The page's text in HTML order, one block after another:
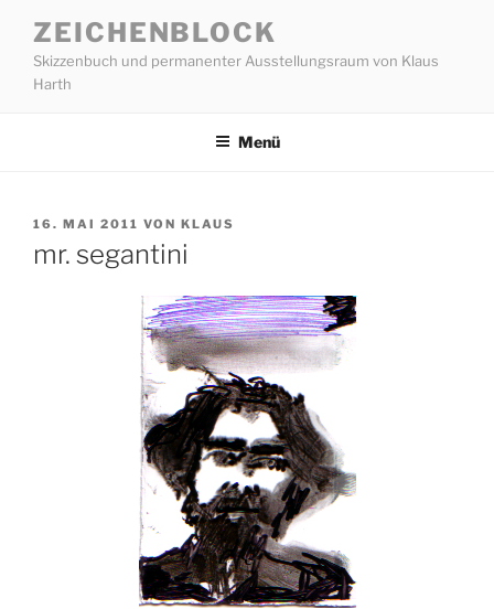
Inhalt
springen
ZEICHENBLOCK
Skizzenbuch und permanenter Ausstellungsraum von Klaus
Harth
Menü
VERÖFFENTLICHT
16. MAI 2011 VON KLAUS
mr. segantini